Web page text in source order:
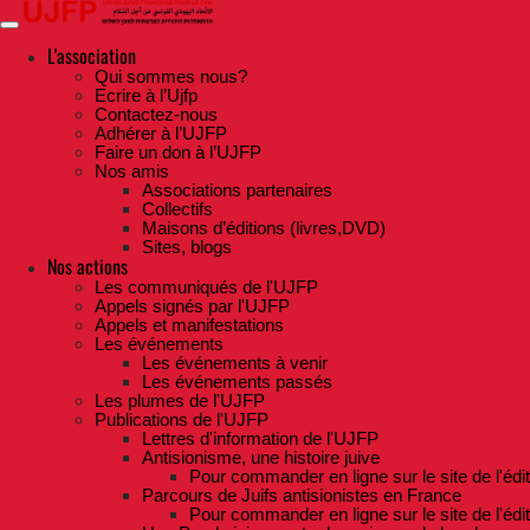
Skip
to
contentL'association
Qui sommes nous?
Ecrire à l’Ujfp
Contactez-nous
Adhérer à l’UJFP
Faire un don à l’UJFP
Nos amis
Associations partenaires
Collectifs
Maisons d’éditions (livres,DVD)
Sites, blogs
Nos actions
Les communiqués de l'UJFP
Appels signés par l'UJFP
Appels et manifestations
Les événements
Les événements à venir
Les événements passés
Les plumes de l'UJFP
Publications de l'UJFP
Lettres d'information de l'UJFP
Antisionisme, une histoire juive
Pour commander en ligne sur le site de
Parcours de Juifs antisionistes en France
Pour commander en ligne sur le site de